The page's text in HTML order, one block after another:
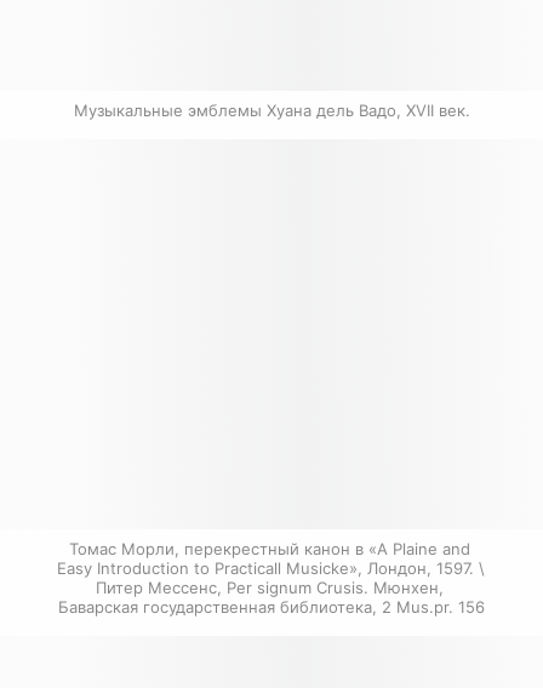
Музыкальные эмблемы Хуана дель Вадо, XVII век.
Томас Морли, перекрестный канон в «A Plaine and
Easy Introduction to Practicall Musicke», Лондон, 1597. \
Питер Мессенс, Per signum Crusis. Мюнхен,
Баварская государственная библиотека, 2 Mus.pr. 156